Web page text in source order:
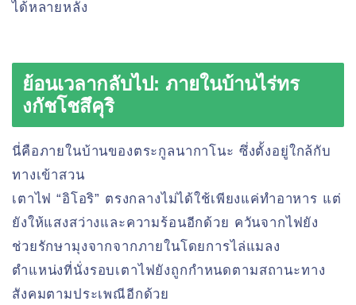
ได้หลายหลัง
ย้อนเวลากลับไป: ภายในบ้านไร่ทร
งกัชโชสึคุริ
นี่คือภายในบ้านของตระกูลนากาโนะ ซึ่งตั้งอยู่ใกล้กับ
ทางเข้าสวน
เตาไฟ “อิโอริ” ตรงกลางไม่ได้ใช้เพียงแค่ทำอาหาร แต่
ยังให้แสงสว่างและความร้อนอีกด้วย ควันจากไฟยัง
ช่วยรักษามุงจากจากภายในโดยการไล่แมลง
ตำแหน่งที่นั่งรอบเตาไฟยังถูกกำหนดตามสถานะทาง
สังคมตามประเพณีอีกด้วย